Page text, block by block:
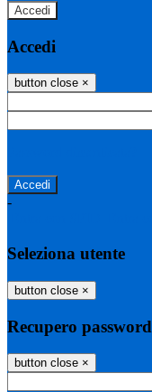
Accedi
Accedi
button close ×
-
Seleziona utente
button close ×
Recupero password
button close ×